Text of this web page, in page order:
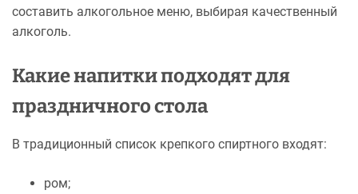
составить алкогольное меню, выбирая качественный
алкоголь.
Какие напитки подходят для
праздничного стола
В традиционный список крепкого спиртного входят:
ром;